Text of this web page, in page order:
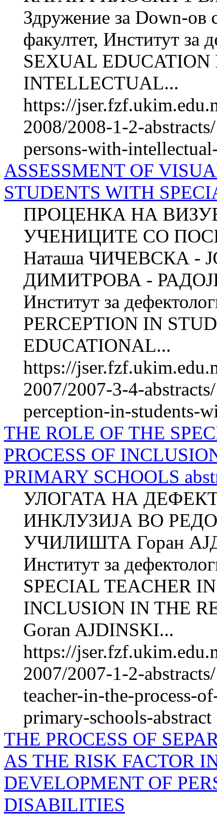
Здружение за Down-ов
факултет, Институт за
SEXUAL EDUCATION
INTELLECTUAL...
https://
2008/2008-1-2-
persons-with-
ASSESSMENT OF
STUDENTS WITH
ПРОЦЕНКА НА
УЧЕНИЦИТЕ СО
Наташа ЧИЧЕВСКА -
ДИМИТРОВА -
Институт за
PERCEPTION IN
EDUCATIONAL...
https://
2007/2007-3-4-
perception-in-students-
THE ROLE OF THE
PROCESS OF
PRIMARY SCHOOLS
УЛОГАТА НА
ИНКЛУЗИЈА ВО
УЧИЛИШТА Горан
Институт за
SPECIAL TEACHER
INCLUSION IN THE
Goran AJDINSKI...
https://
2007/2007-1-2-
teacher-in-the-process-
primary-schools-abstract
THE PROCESS OF
AS THE RISK FACTOR
DEVELOPMENT OF
DISABILITIES